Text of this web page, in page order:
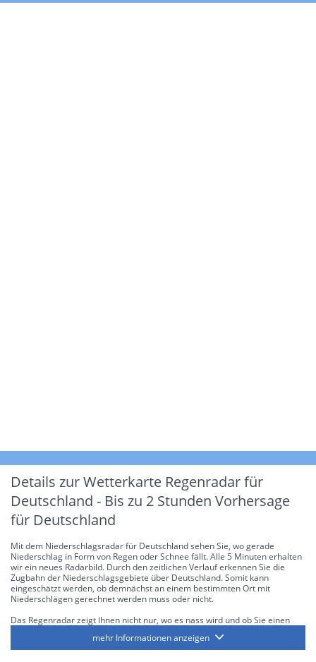
Details zur Wetterkarte Regenradar für
Deutschland - Bis zu 2 Stunden Vorhersage
für Deutschland
Mit dem Niederschlagsradar für Deutschland sehen Sie, wo gerade
Niederschlag in Form von Regen oder Schnee fällt. Alle 5 Minuten erhalten
wir ein neues Radarbild. Durch den zeitlichen Verlauf erkennen Sie die
Zugbahn der Niederschlagsgebiete über Deutschland. Somit kann
eingeschätzt werden, ob demnächst an einem bestimmten Ort mit
Niederschlägen gerechnet werden muss oder nicht.
Das Regenradar zeigt Ihnen nicht nur, wo es nass wird und ob Sie einen
die Niederschlagsintensität. Diese bezieht sich laut offiziellen Richtlinien
jeweils auf die Niederschlagsmenge in l/m² pro Stunde Regen- bzw.
mehr Informationen anzeigen